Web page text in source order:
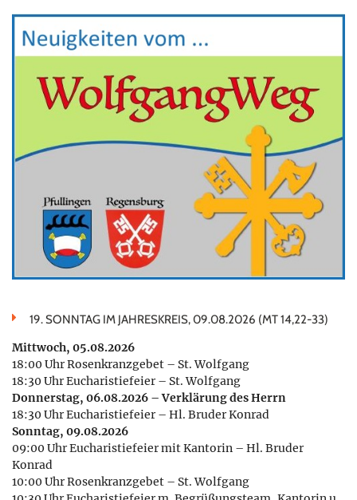
19. SONNTAG IM JAHRESKREIS, 09.08.2026 (MT 14,22-33)
Mittwoch, 05.08.2026
18:00 Uhr Rosenkranzgebet – St. Wolfgang
18:30 Uhr Eucharistiefeier – St. Wolfgang
Donnerstag, 06.08.2026 – Verklärung des Herrn
18:30 Uhr Eucharistiefeier – Hl. Bruder Konrad
Sonntag, 09.08.2026
09:00 Uhr Eucharistiefeier mit Kantorin – Hl. Bruder
Konrad
10:00 Uhr Rosenkranzgebet – St. Wolfgang